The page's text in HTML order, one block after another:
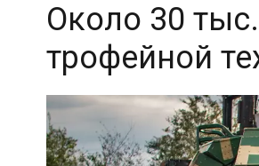
Около 30
трофейной